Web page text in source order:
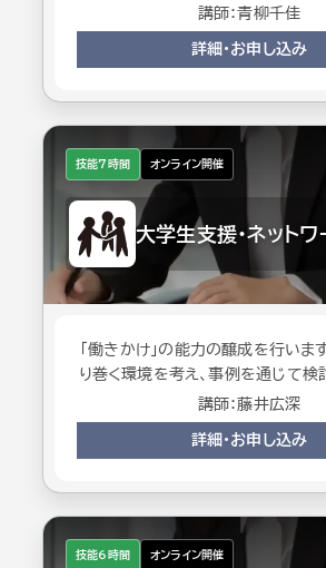
講師：青柳千佳
詳細・お申し込み
技能7時間 オンライン開催
大学生支援・ネット
「働きかけ」の能力の醸成を行いま
り巻く環境を考え、事例を通じて検
講師：藤井広深
詳細・お申し込み
技能6時間 オンライン開催